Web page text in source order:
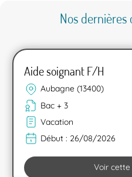
Nos
Aide soignant F/H
Aubagne (13400)
Bac + 3
Vacation
Début : 26/08/2026
Voir